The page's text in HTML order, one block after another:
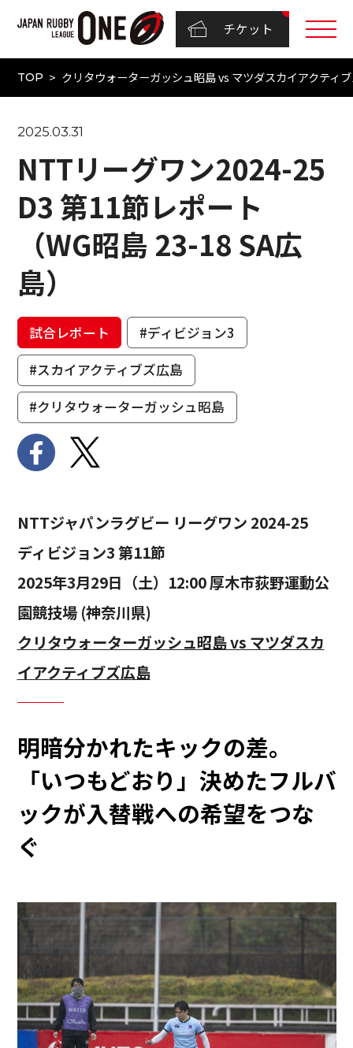
チケット
TOP クリタウォーターガッシュ昭島 vs マツダスカイアクテ
2025.03.31
NTTリーグワン2024-25
D3 第11節レポート
（WG昭島 23-18 SA広
島）
試合レポート
#ディビジョン3
#スカイアクティブズ広島
#クリタウォーターガッシュ昭島
NTTジャパンラグビー リーグワン 2024-25
ディビジョン3 第11節
2025年3月29日（土）12:00 厚木市荻野運動公
園競技場 (神奈川県)
クリタウォーターガッシュ昭島 vs マツダスカ
イアクティブズ広島
明暗分かれたキックの差。
「いつもどおり」決めたフルバ
ックが入替戦への希望をつな
ぐ